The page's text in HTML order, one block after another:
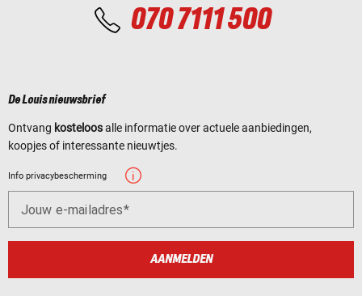
070 7111 500
De Louis nieuwsbrief
Ontvang kosteloosalle informatie over actuele aanbiedingen,
koopjes of interessante nieuwtjes.
Info privacybescherming
Jouw e-mailadres
AANMELDEN